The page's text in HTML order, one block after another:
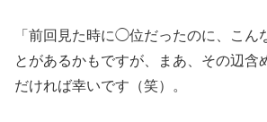
「前回見た時に◯位だったのに、こん
とがあるかもですが、まあ、その辺含
だければ幸いです（笑）。